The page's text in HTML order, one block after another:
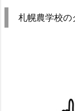
札幌農学校の